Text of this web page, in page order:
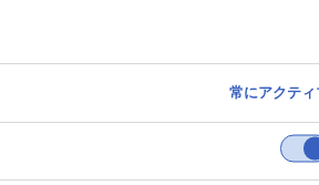
常にアクティ